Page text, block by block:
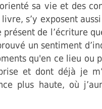
sa vie et des
s’y exposent
de l’écriture
un sentiment
qu'en ce lieu ou
et dont déjà je
plus haute, où